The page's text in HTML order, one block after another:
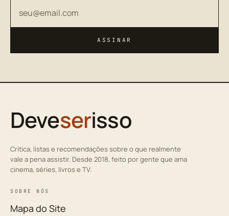
ASSINAR
Deveserisso
Crítica, listas e recomendações sobre o que realmente
vale a pena assistir. Desde 2018, feito por gente que ama
cinema, séries, livros e TV.
SOBRE NÓS
Mapa do Site